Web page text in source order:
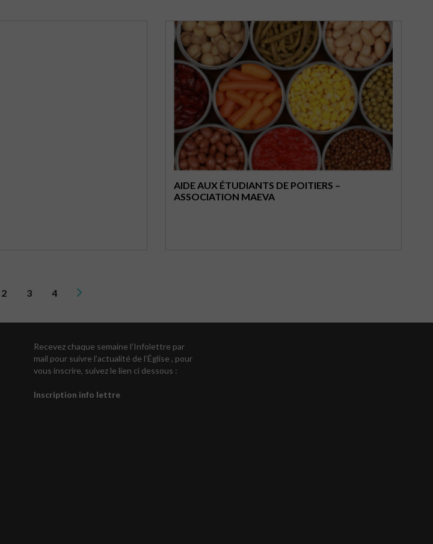
AIDE AUX ÉTUDIANTS DE POITIERS –
ASSOCIATION MAEVA
2 3 4
Recevez chaque semaine l’Infolettre par
mail pour suivre l’actualité de l’Église , pour
vous inscrire, suivez le lien ci dessous :
Inscription info lettre